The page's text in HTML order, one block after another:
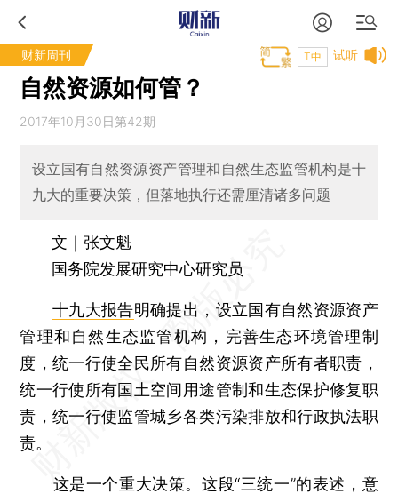
财新周刊 试听
T中
自然资源如何管？
2017年10月30日第42期
设立国有自然资源资产管理和自然生态监管机构是十
九大的重要决策，但落地执行还需厘清诸多问题
文｜张文魁
国务院发展研究中心研究员
十九大报告明确提出，设立国有自然资源资产
管理和自然生态监管机构，完善生态环境管理制
度，统一行使全民所有自然资源资产所有者职责，
统一行使所有国土空间用途管制和生态保护修复职
责，统一行使监管城乡各类污染排放和行政执法职
责。
这是一个重大决策。这段“三统一”的表述，意